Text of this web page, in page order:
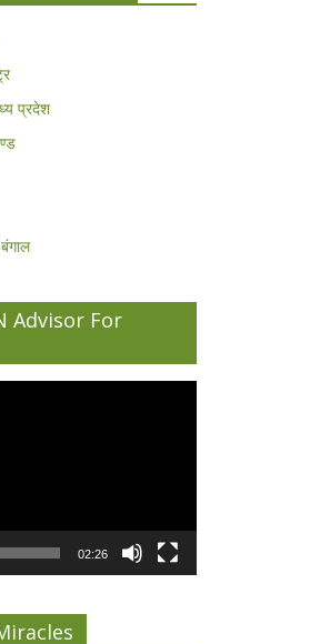
प्रदेश
Advisor For
02:26